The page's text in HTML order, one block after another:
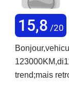
15,8 /20
trend;mais